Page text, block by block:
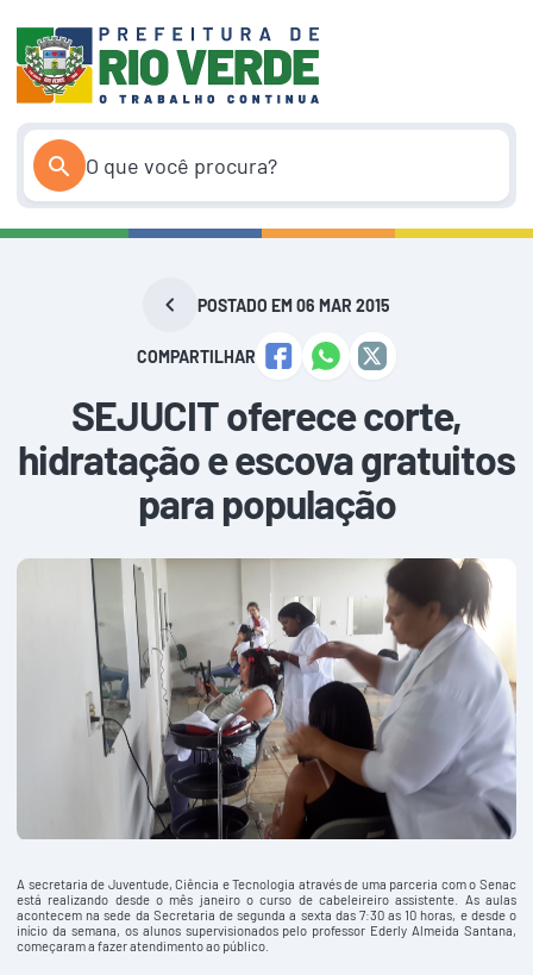
conteúdo
POSTADO EM 06 MAR 2015
COMPARTILHAR
SEJUCIT oferece corte,
hidratação e escova gratuitos
para população
A secretaria de Juventude, Ciência e Tecnologia através de uma parceria com o Senac
está realizando desde o mês janeiro o curso de cabeleireiro assistente. As aulas
acontecem na sede da Secretaria de segunda a sexta das 7:30 as 10 horas, e desde o
início da semana, os alunos supervisionados pelo professor Ederly Almeida Santana,
começaram a fazer atendimento ao público.